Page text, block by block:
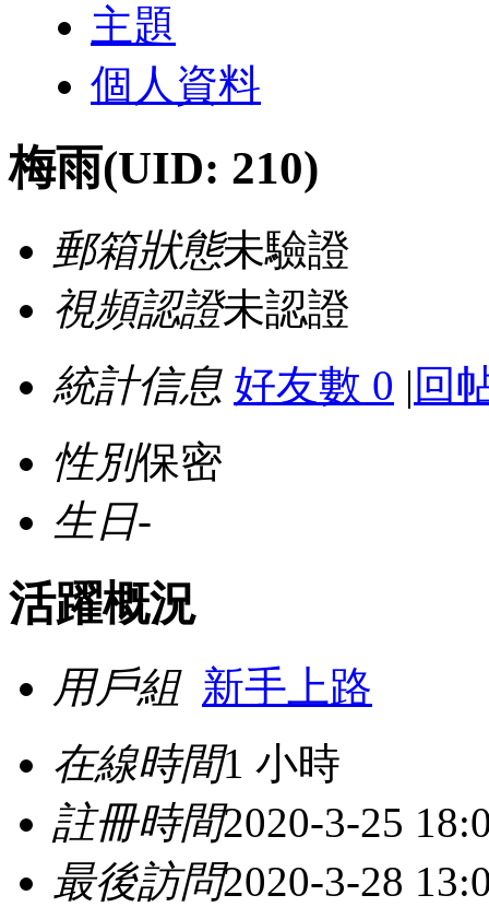
主題
個人資料
梅雨(UID: 210)
郵箱狀態未驗證
視頻認證未認證
統計信息 好友數 0 | 回
性別保密
生日-
活躍概況
用戶組 新手上路
在線時間1 小時
註冊時間2020-3-25
最後訪問2020-3-28